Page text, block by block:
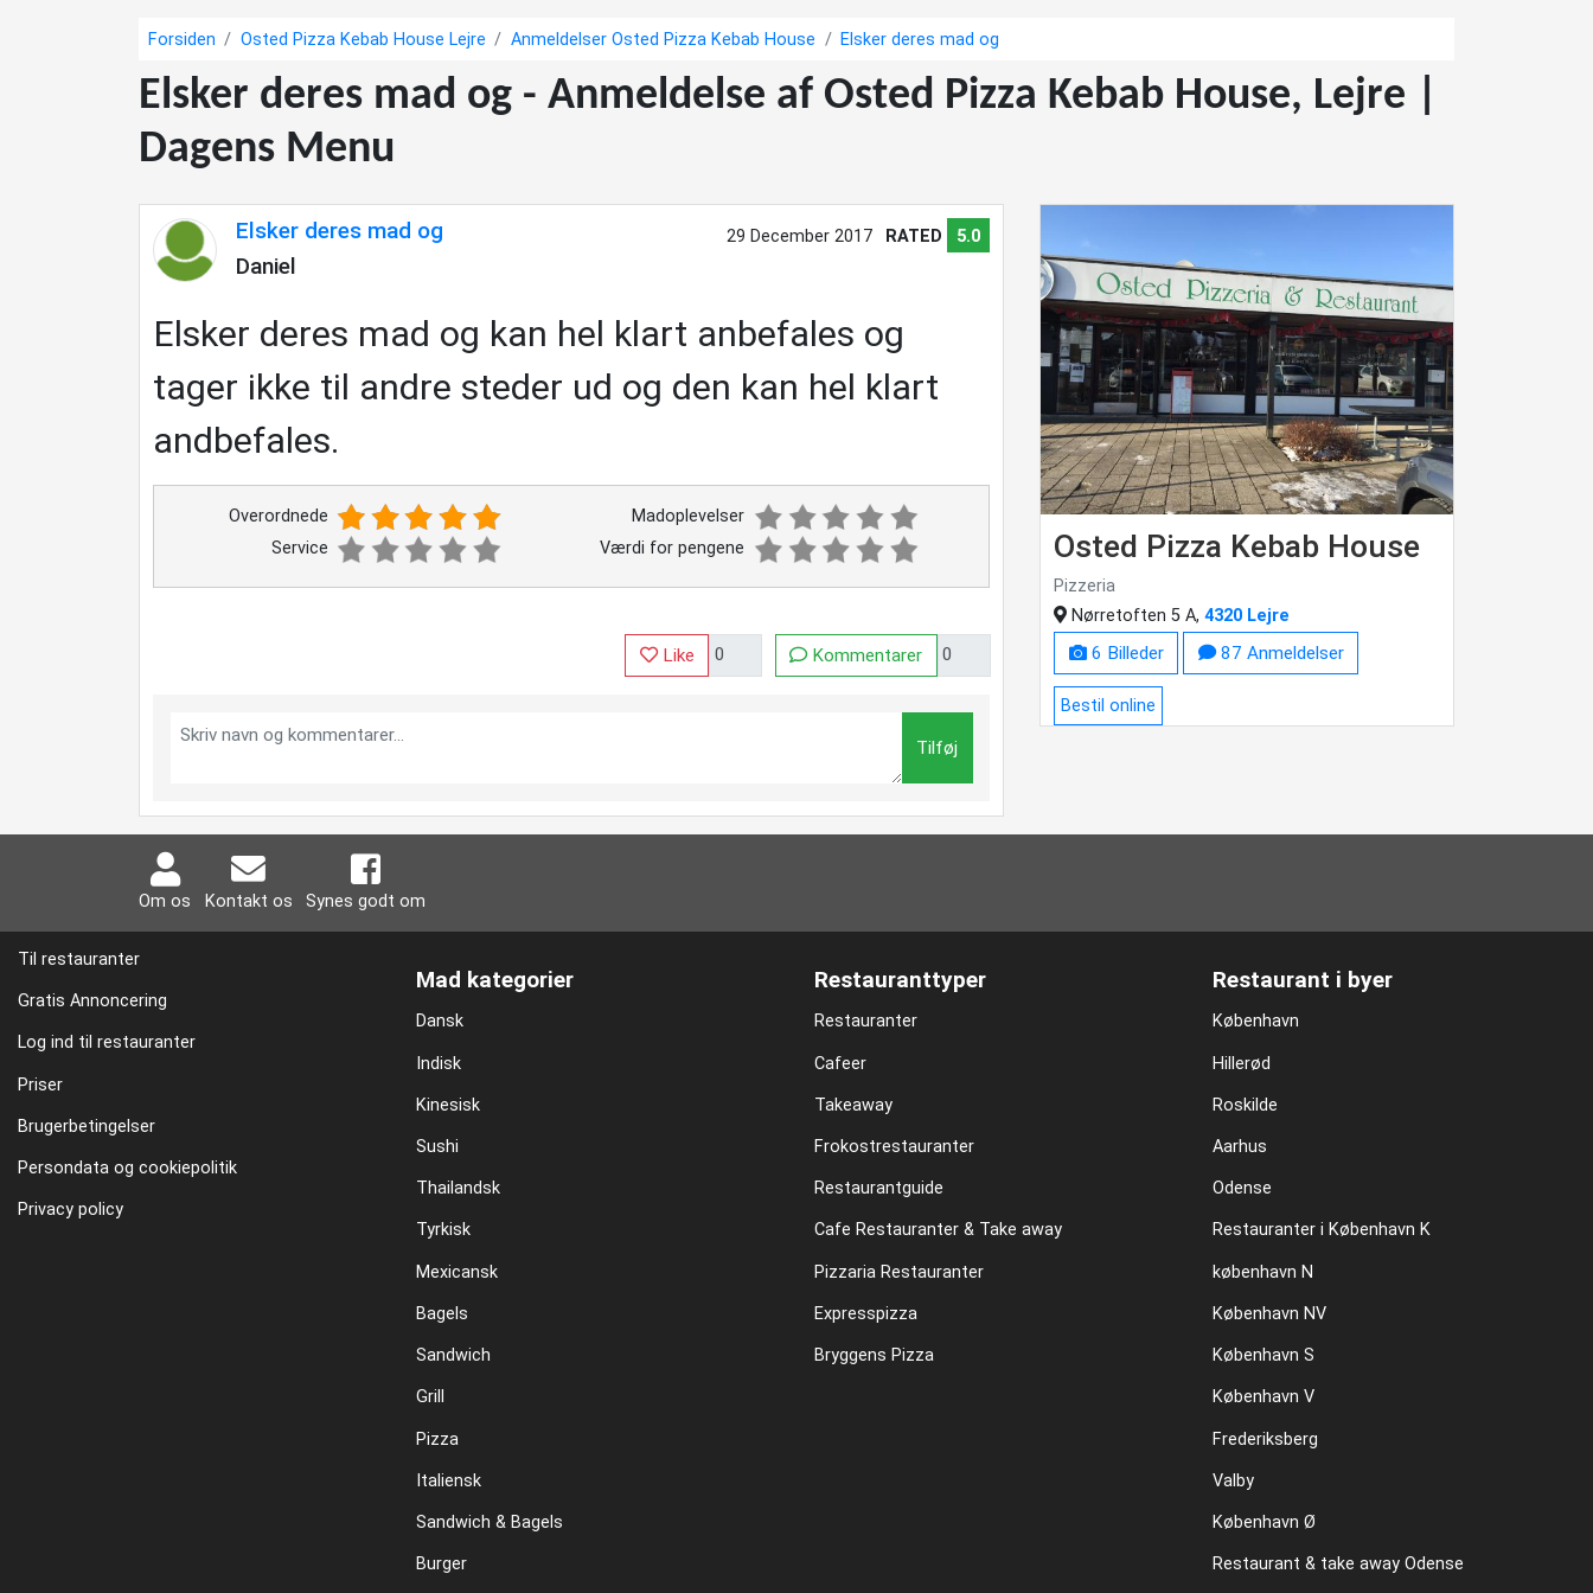
Forsiden Osted Pizza Kebab House Lejre Anmeldelser Osted Pizza Kebab House Elsker deres mad og
Elsker deres mad og - Anmeldelse af Osted Pizza Kebab House, Lejre |
Dagens Menu
Elsker deres mad og
Daniel
29 December 2017 RATED 5.0
Elsker deres mad og kan hel klart anbefales og
tager ikke til andre steder ud og den kan hel klart
andbefales.
Overordnede
Service
Madoplevelser
Værdi for pengene
Like Kommentarer
Tilføj
Osted Pizza Kebab House
Pizzeria
Nørretoften 5 A,4320 Lejre
6 Billeder 87 Anmeldelser
Bestil online
Om os Kontakt os Synes godt om
Til restauranter
Gratis Annoncering
Log ind til restauranter
Priser
Brugerbetingelser
Persondata og cookiepolitik
Privacy policy
Mad kategorier
Dansk
Indisk
Kinesisk
Sushi
Thailandsk
Tyrkisk
Mexicansk
Bagels
Sandwich
Grill
Pizza
Italiensk
Sandwich & Bagels
Burger
Restauranttyper
Restauranter
Cafeer
Takeaway
Frokostrestauranter
Restaurantguide
Cafe Restauranter & Take away
Pizzaria Restauranter
Expresspizza
Bryggens Pizza
Restaurant i byer
København
Hillerød
Roskilde
Aarhus
Odense
Restauranter i København K
københavn N
København NV
København S
København V
Frederiksberg
Valby
København Ø
Restaurant & take away Odense